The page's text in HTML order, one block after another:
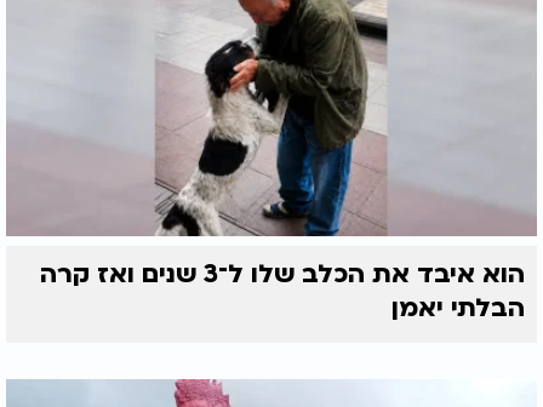
הוא איבד את הכלב שלו ל־3 שנים ואז קרה
הבלתי יאמן